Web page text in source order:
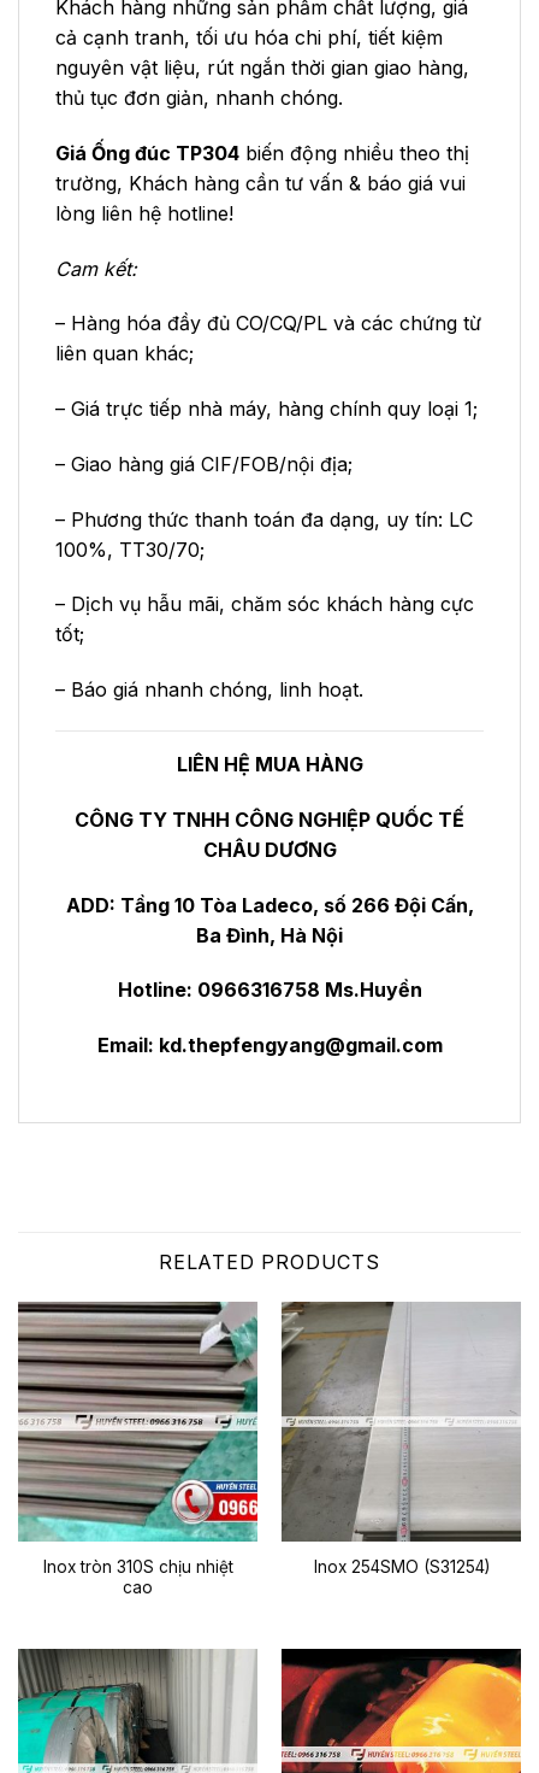
Khách hàng những sản phẩm chất lượng, giá
cả cạnh tranh, tối ưu hóa chi phí, tiết kiệm
nguyên vật liệu, rút ngắn thời gian giao hàng,
thủ tục đơn giản, nhanh chóng.
Giá Ống đúc TP304 biến động nhiều theo thị
trường, Khách hàng cần tư vấn & báo giá vui
lòng liên hệ hotline!
Cam kết:
– Hàng hóa đầy đủ CO/CQ/PL và các chứng từ
liên quan khác;
– Giá trực tiếp nhà máy, hàng chính quy loại 1;
– Giao hàng giá CIF/FOB/nội địa;
– Phương thức thanh toán đa dạng, uy tín: LC
100%, TT30/70;
– Dịch vụ hẫu mãi, chăm sóc khách hàng cực
tốt;
– Báo giá nhanh chóng, linh hoạt.
LIÊN HỆ MUA HÀNG
CÔNG TY TNHH CÔNG NGHIỆP QUỐC TẾ
CHÂU DƯƠNG
ADD: Tầng 10 Tòa Ladeco, số 266 Đội Cấn,
Ba Đình, Hà Nội
Hotline: 0966316758 Ms.Huyền
Email: kd.thepfengyang@gmail.com
RELATED PRODUCTS
Inox tròn 310S chịu nhiệt
cao
Inox 254SMO (S31254)